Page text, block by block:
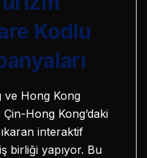
Kodlu
ve Hong Kong
Hong Kong’daki
interaktif
birliği yapıyor. Bu